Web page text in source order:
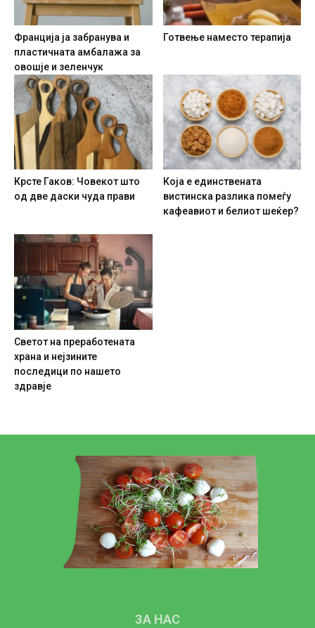
Франција ја забранува и
пластичната амбалажа за
овошје и зеленчук
Готвење наместо терапија
Крсте Гаков: Човекот што
од две даски чуда прави
Која е единствената
вистинска разлика помеѓу
кафеавиот и белиот шеќер?
Светот на преработената
храна и нејзините
последици по нашето
здравје
ЗА НАС